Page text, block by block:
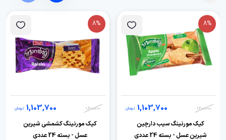
8%
1,200,000
1,103,700 تومان
کیک مورنینگ سیب دارچین
شیرین عسل - بسته 24 عددی
8%
1,200,000
1,103,700 تومان
کیک مورنینگ کشمشی شیرین
عسل - بسته 24 عددی